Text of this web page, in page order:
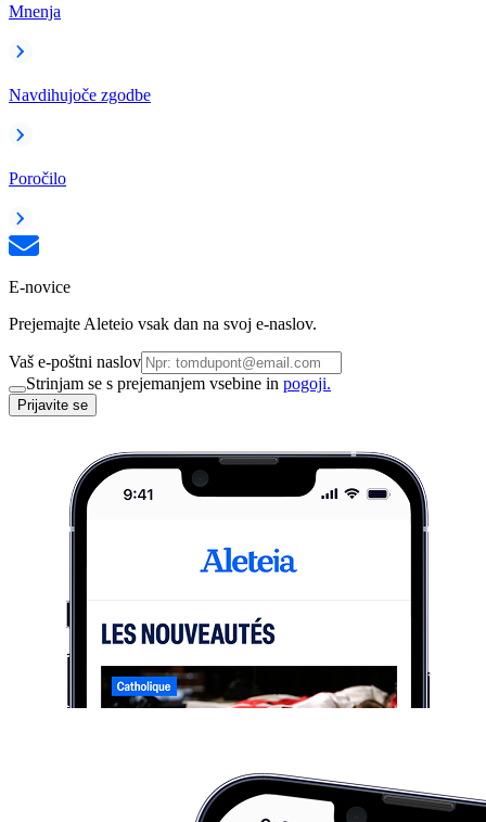
Mnenja
Navdihujoče zgodbe
Poročilo
E-novice
Prejemajte Aleteio vsak dan na svoj e-naslov.
Vaš e-poštni naslov
Strinjam se s prejemanjem vsebine in pogoji.
Prijavite se